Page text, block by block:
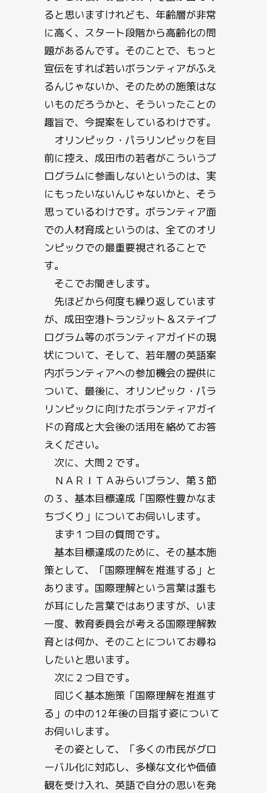
ると思いますけれども、年齢層が非常
に高く、スタート段階から高齢化の問
題があるんです。そのことで、もっと
宣伝をすれば若いボランティアがふえ
るんじゃないか、そのための施策はな
いものだろうかと、そういったことの
趣旨で、今提案をしているわけです。
オリンピック・パラリンピックを目
前に控え、成田市の若者がこういうプ
ログラムに参画しないというのは、実
にもったいないんじゃないかと、そう
思っているわけです。ボランティア面
での人材育成というのは、全てのオリ
ンピックでの最重要視されることで
す。
そこでお聞きします。
先ほどから何度も繰り返しています
が、成田空港トランジット＆ステイプ
ログラム等のボランティアガイドの現
状について、そして、若年層の英語案
内ボランティアへの参加機会の提供に
ついて、最後に、オリンピック・パラ
リンピックに向けたボランティアガイ
ドの育成と大会後の活用を絡めてお答
えください。
次に、大問２です。
ＮＡＲＩＴＡみらいプラン、第３節
の３、基本目標達成「国際性豊かなま
ちづくり」についてお伺いします。
まず１つ目の質問です。
基本目標達成のために、その基本施
策として、「国際理解を推進する」と
あります。国際理解という言葉は誰も
が耳にした言葉ではありますが、いま
一度、教育委員会が考える国際理解教
育とは何か、そのことについてお尋ね
したいと思います。
次に２つ目です。
同じく基本施策「国際理解を推進す
る」の中の12年後の目指す姿について
お伺いします。
その姿として、「多くの市民がグロ
ーバル化に対応し、多様な文化や価値
観を受け入れ、英語で自分の思いを発